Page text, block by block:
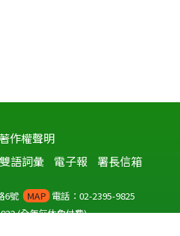
作權聲明
雙語詞彙 電子報 署長信箱
6號 MAP 電話：02-2395-9825
(全年無休免付費)